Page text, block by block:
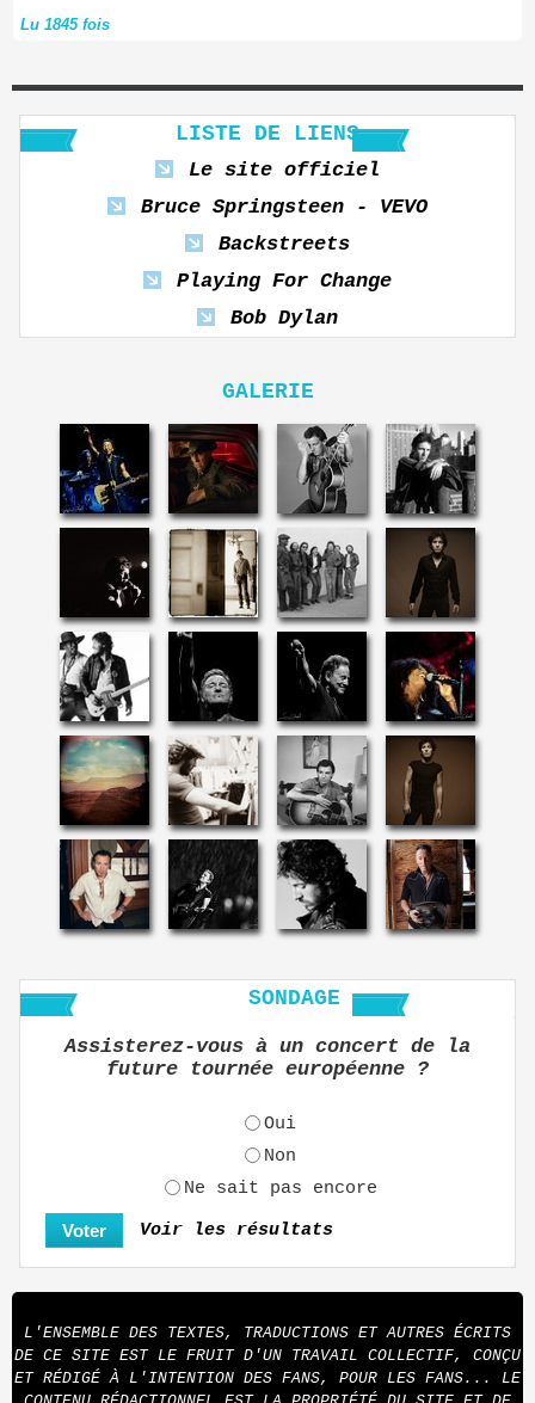
Lu 1845 fois
LISTE DE LIENS
Le site officiel
Bruce Springsteen - VEVO
Backstreets
Playing For Change
Bob Dylan
GALERIE
SONDAGE
Assisterez-vous à un concert de la
future tournée européenne ?
Oui
Non
Ne sait pas encore
Voir les résultats
L'ENSEMBLE DES TEXTES, TRADUCTIONS ET AUTRES ÉCRITS
DE CE SITE EST LE FRUIT D'UN TRAVAIL COLLECTIF, CONÇU
ET RÉDIGÉ À L'INTENTION DES FANS, POUR LES FANS... LE